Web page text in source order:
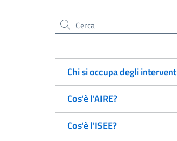
Cerca nel sito
Chi si occupa degli
Cos'è l'AIRE?
Cos'è l'ISEE?